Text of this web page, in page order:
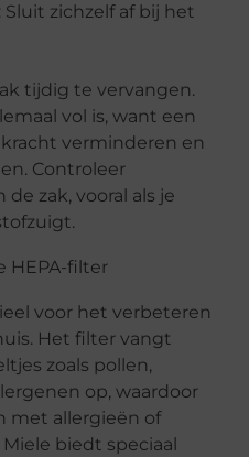
: Sluit zichzelf af bij het
tijdig te vervangen.
vol is, want een
verminderen en
Controleer
zak, vooral als je
HEPA-filter
voor het verbeteren
Het filter vangt
zoals pollen,
op, waardoor
met allergieën of
biedt speciaal